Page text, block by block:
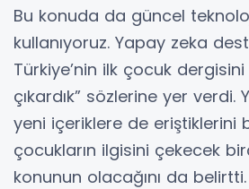
Bu konuda da güncel
kullanıyoruz. Yapay zeka
Türkiye’nin ilk çocuk
çıkardık” sözlerine yer verdi.
yeni içeriklere de eriştiklerini
çocukların ilgisini çekecek
konunun olacağını da belirtti.